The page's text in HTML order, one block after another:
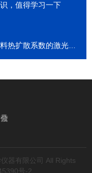
，值得学习一下
散系数的激光热导仪
器有限公司 All Rights
号-2